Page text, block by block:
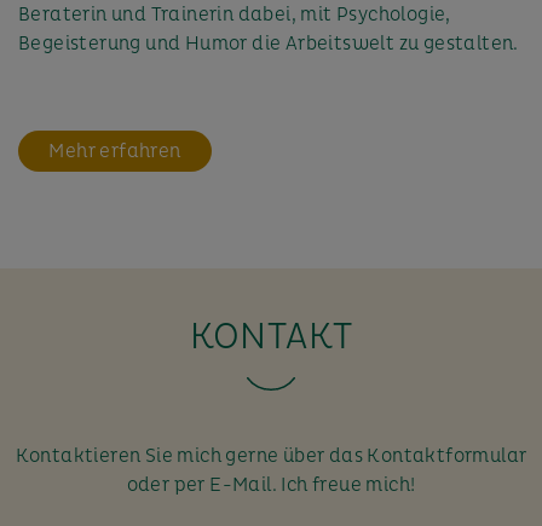
Beraterin und Trainerin dabei, mit Psychologie,
Begeisterung und Humor die Arbeitswelt zu gestalten.
Mehr erfahren
KONTAKT
Kontaktieren Sie mich gerne über das Kontaktformular
oder per E-Mail. Ich freue mich!